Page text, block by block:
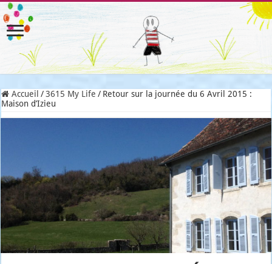
Accueil / 3615 My Life / Retour sur la journée du 6 Avril 2015 :
Maison d’Izieu